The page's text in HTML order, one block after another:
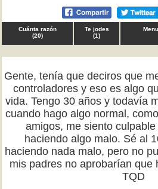
Cuánta razón
(20)
Te jodes
(1)
Gente, tenía que deciros que
controladores y eso es algo
vida. Tengo 30 años y todavía
cuando hago algo normal,
amigos, me siento
haciendo algo malo. Sé al
haciendo nada malo, pero no
mis padres no aprobarían que
TQD